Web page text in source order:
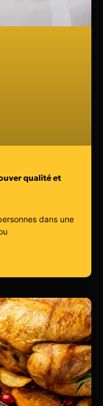
qualité et
dans une